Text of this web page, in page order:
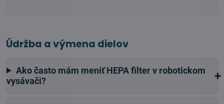
Údržba a výmena dielov
Ako často mám meniť HEPA filter v robotickom
vysávači?